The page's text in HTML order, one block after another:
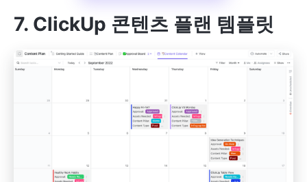
7. ClickUp 콘텐츠 플랜 템플릿